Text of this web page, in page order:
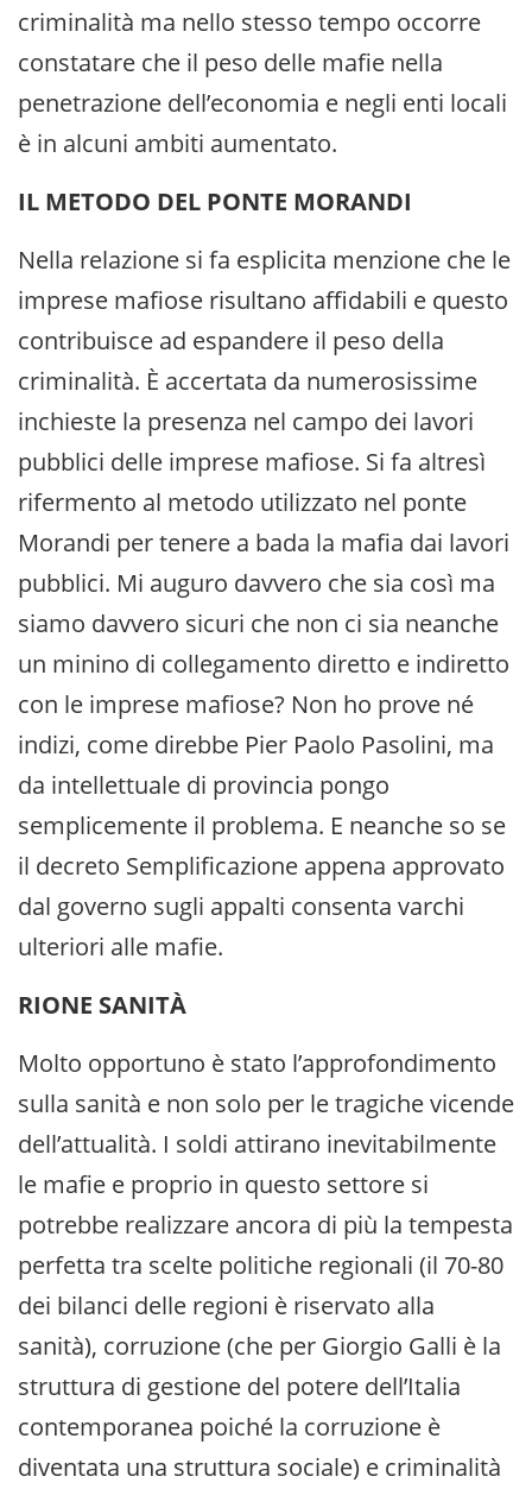
criminalità ma nello stesso tempo occorre
constatare che il peso delle mafie nella
penetrazione dell’economia e negli enti locali
è in alcuni ambiti aumentato.
IL METODO DEL PONTE MORANDI
Nella relazione si fa esplicita menzione che le
imprese mafiose risultano affidabili e questo
contribuisce ad espandere il peso della
criminalità. È accertata da numerosissime
inchieste la presenza nel campo dei lavori
pubblici delle imprese mafiose. Si fa altresì
rifermento al metodo utilizzato nel ponte
Morandi per tenere a bada la mafia dai lavori
pubblici. Mi auguro davvero che sia così ma
siamo davvero sicuri che non ci sia neanche
un minino di collegamento diretto e indiretto
con le imprese mafiose? Non ho prove né
indizi, come direbbe Pier Paolo Pasolini, ma
da intellettuale di provincia pongo
semplicemente il problema. E neanche so se
il decreto Semplificazione appena approvato
dal governo sugli appalti consenta varchi
ulteriori alle mafie.
RIONE SANITÀ
Molto opportuno è stato l’approfondimento
sulla sanità e non solo per le tragiche vicende
dell’attualità. I soldi attirano inevitabilmente
le mafie e proprio in questo settore si
potrebbe realizzare ancora di più la tempesta
perfetta tra scelte politiche regionali (il 70-80
dei bilanci delle regioni è riservato alla
sanità), corruzione (che per Giorgio Galli è la
struttura di gestione del potere dell’Italia
contemporanea poiché la corruzione è
diventata una struttura sociale) e criminalità